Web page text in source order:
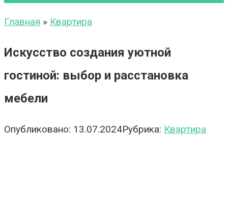
Главная » Квартира
Искусство создания уютной
гостиной: выбор и расстановка
мебели
Опубликовано: 13.07.2024Рубрика: Квартира